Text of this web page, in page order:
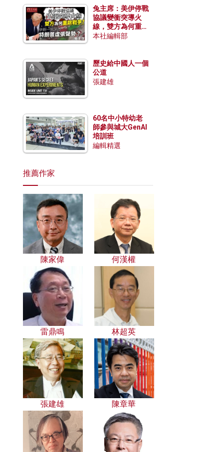
兔主席：美伊停戰
協議變衝突導火
線，雙方為何重啟
戰爭？伊朗一早洞
本社編輯部
歷史給中國人一個
公道
張建雄
60名中小特幼老
師參與城大GenAI
培訓班
編輯精選
推薦作家
陳家偉 何漢權
雷鼎鳴 林超英
張建雄 陳章華